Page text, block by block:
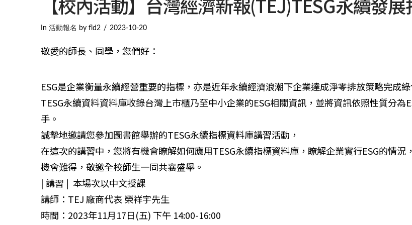
In 活動報名 by fld2 2023-10-20
敬愛的師長、同學，您們好：
ESG是企業衡量永續經營重要的指標，亦是近年永續經濟浪潮下企業達成淨零排放策略完成
TESG永續資料資料庫收錄台灣上市櫃乃至中小企業的ESG相關資訊，並將資訊依照性質分
手。
誠摯地邀請您參加圖書館舉辦的TESG永續指標資料庫講習活動，
在這次的講習中，您將有機會瞭解如何應用TESG永續指標資料庫，瞭解企業實行ESG的情況
機會難得，敬邀全校師生一同共襄盛舉。
| 講習 | 本場次以中文授課
講師：TEJ 廠商代表 榮祥宇先生
時間：2023年11月17日(五) 下午 14:00-16:00